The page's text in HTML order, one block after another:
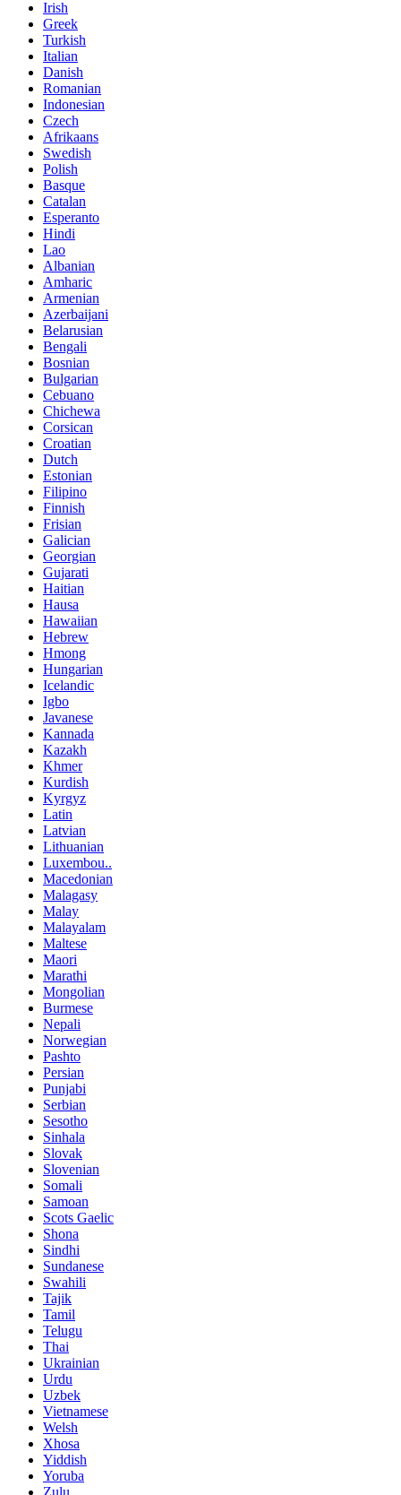
Irish
Greek
Turkish
Italian
Danish
Romanian
Indonesian
Czech
Afrikaans
Swedish
Polish
Basque
Catalan
Esperanto
Hindi
Lao
Albanian
Amharic
Armenian
Azerbaijani
Belarusian
Bengali
Bosnian
Bulgarian
Cebuano
Chichewa
Corsican
Croatian
Dutch
Estonian
Filipino
Finnish
Frisian
Galician
Georgian
Gujarati
Haitian
Hausa
Hawaiian
Hebrew
Hmong
Hungarian
Icelandic
Igbo
Javanese
Kannada
Kazakh
Khmer
Kurdish
Kyrgyz
Latin
Latvian
Lithuanian
Luxembou..
Macedonian
Malagasy
Malay
Malayalam
Maltese
Maori
Marathi
Mongolian
Burmese
Nepali
Norwegian
Pashto
Persian
Punjabi
Serbian
Sesotho
Sinhala
Slovak
Slovenian
Somali
Samoan
Scots Gaelic
Shona
Sindhi
Sundanese
Swahili
Tajik
Tamil
Telugu
Thai
Ukrainian
Urdu
Uzbek
Vietnamese
Welsh
Xhosa
Yiddish
Yoruba
Zulu